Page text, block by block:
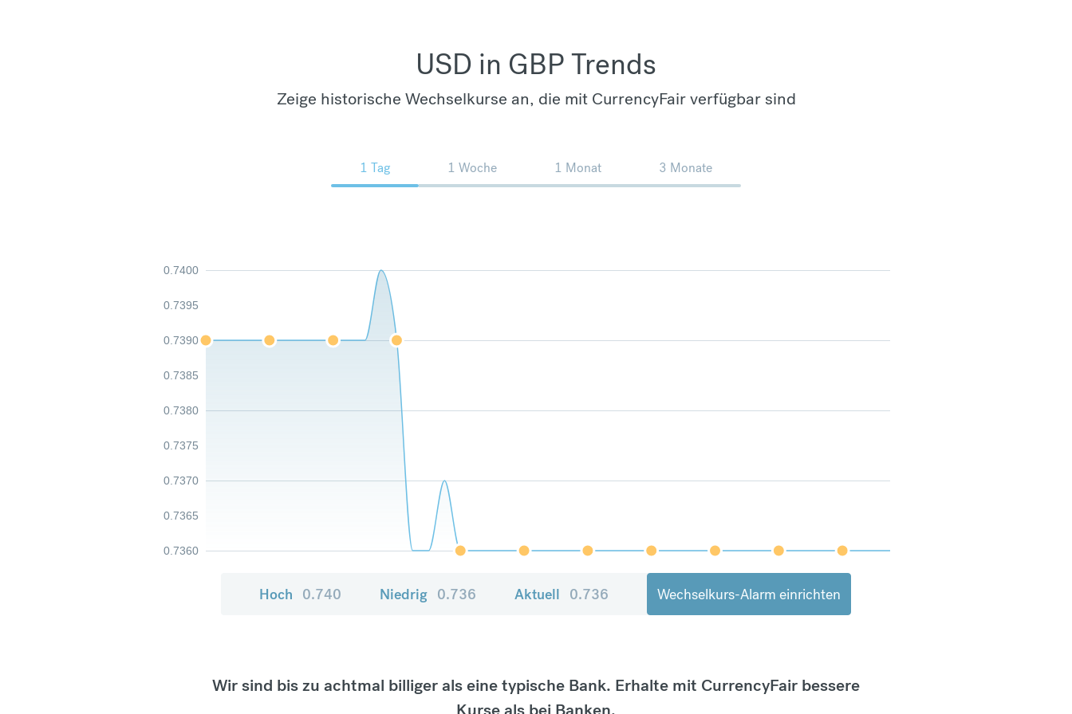
USD in GBP Trends
Zeige historische Wechselkurse an, die mit CurrencyFair verfügbar sind
1 Tag 1 Woche 1 Monat 3 Monate
0.7360
0.7365
0.7370
0.7375
0.7380
0.7385
0.7390
0.7395
0.7400
Hoch 0.740 Niedrig 0.736 Aktuell 0.736 Wechselkurs-Alarm einrichten
Wir sind bis zu achtmal billiger als eine typische Bank. Erhalte mit CurrencyFair bessere
Kurse als bei Banken.